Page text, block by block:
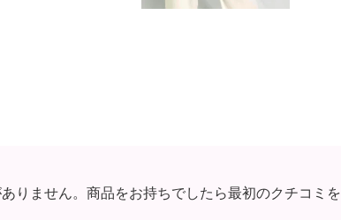
りません。商品をお持ちでしたら最初のクチコミを